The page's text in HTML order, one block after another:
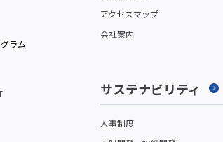
ラム
アクセスマップ
会社案内
サステナビリティ
人事制度